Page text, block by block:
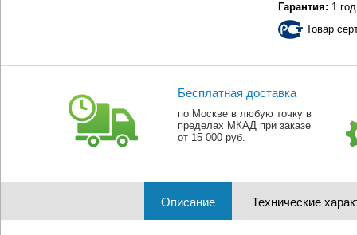
Гарантия: 1 год
Товар
Бесплатная доставка
по Москве в любую точку в
пределах МКАД при заказе
от 15 000 руб.
Описание Технические